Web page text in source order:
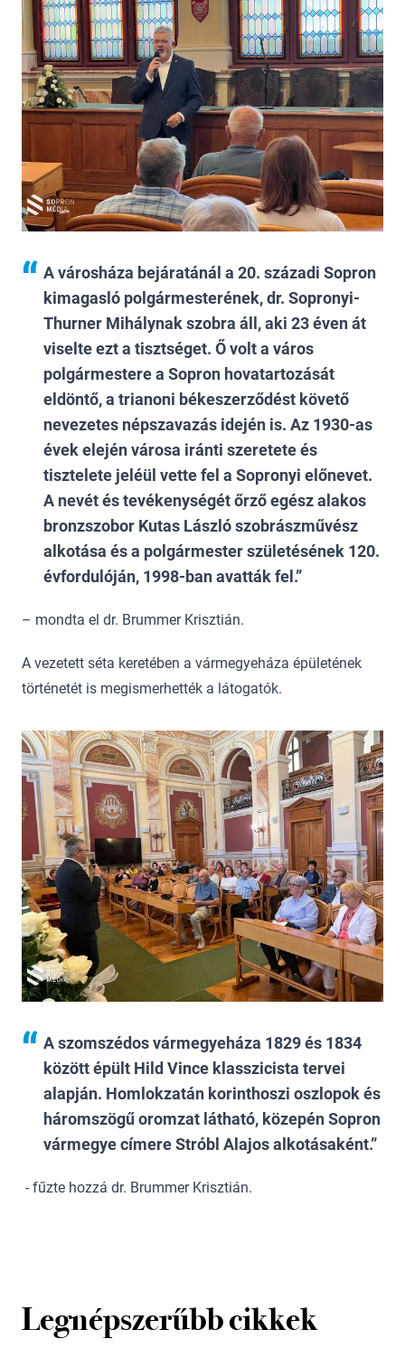
A városháza bejáratánál a 20. századi Sopron
kimagasló polgármesterének, dr. Sopronyi-
Thurner Mihálynak szobra áll, aki 23 éven át
viselte ezt a tisztséget. Ő volt a város
polgármestere a Sopron hovatartozását
eldöntő, a trianoni békeszerződést követő
nevezetes népszavazás idején is. Az 1930-as
évek elején városa iránti szeretete és
tisztelete jeléül vette fel a Sopronyi előnevet.
A nevét és tevékenységét őrző egész alakos
bronzszobor Kutas László szobrászművész
alkotása és a polgármester születésének 120.
évfordulóján, 1998-ban avatták fel.
– mondta el dr. Brummer Krisztián.
A vezetett séta keretében a vármegyeháza épületének
történetét is megismerhették a látogatók.
A szomszédos vármegyeháza 1829 és 1834
között épült Hild Vince klasszicista tervei
alapján. Homlokzatán korinthoszi oszlopok és
háromszögű oromzat látható, közepén Sopron
vármegye címere Stróbl Alajos alkotásaként.
- fűzte hozzá dr. Brummer Krisztián.
Legnépszerűbb cikkek